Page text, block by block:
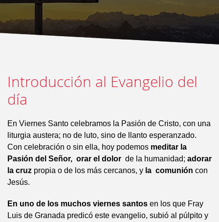
Introducción al Evangelio del
día
En Viernes Santo celebramos la Pasión de Cristo, con una
liturgia austera; no de luto, sino de llanto esperanzado.
Con celebración o sin ella, hoy podemos meditar la
Pasión del Señor, orar el dolor de la humanidad; adorar
la cruz propia o de los más cercanos, y la comunión con
Jesús.
En uno de los muchos viernes santos en los que Fray
Luis de Granada predicó este evangelio, subió al púlpito y